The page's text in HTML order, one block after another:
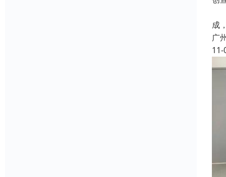
成
广
11-